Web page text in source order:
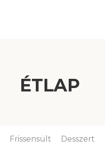
ÉTLAP
Frissensült Desszert